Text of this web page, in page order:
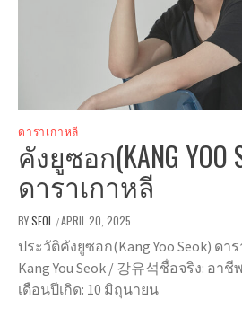
ดาราเกาหลี
คังยูซอก(KANG YOO
ดาราเกาหลี
BYSEOL /APRIL 20, 2025
ประวัติคังยูซอก(Kang Yoo Seok) ด
Kang You Seok / 강유석ชื่อจริง: อา
เดือนปีเกิด: 10 มิถุนายน